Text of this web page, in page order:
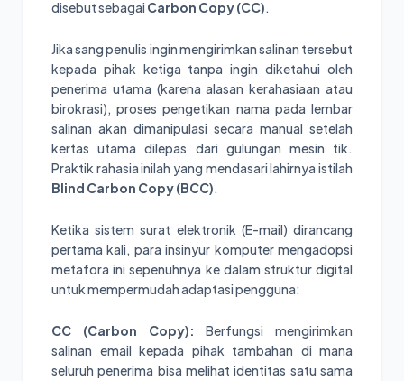
disebut sebagai Carbon Copy (CC).
Jika sang penulis ingin mengirimkan salinan tersebut
kepada pihak ketiga tanpa ingin diketahui oleh
penerima utama (karena alasan kerahasiaan atau
birokrasi), proses pengetikan nama pada lembar
salinan akan dimanipulasi secara manual setelah
kertas utama dilepas dari gulungan mesin tik.
Praktik rahasia inilah yang mendasari lahirnya istilah
Blind Carbon Copy (BCC).
Ketika sistem surat elektronik (E-mail) dirancang
pertama kali, para insinyur komputer mengadopsi
metafora ini sepenuhnya ke dalam struktur digital
untuk mempermudah adaptasi pengguna:
CC (Carbon Copy): Berfungsi mengirimkan
salinan email kepada pihak tambahan di mana
seluruh penerima bisa melihat identitas satu sama